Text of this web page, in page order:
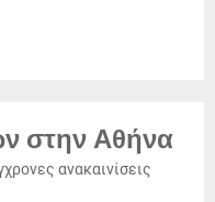
στην Αθήνα
ανακαινίσεις